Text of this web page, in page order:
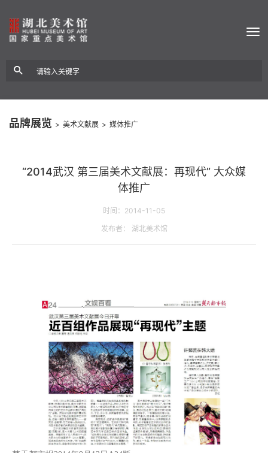
品牌展览 > 美术文献展 > 媒体推广
“2014武汉 第三届美术文献展：再现代” 大众媒
体推广
时间：2014-11-05
发布者： 湖北美术馆